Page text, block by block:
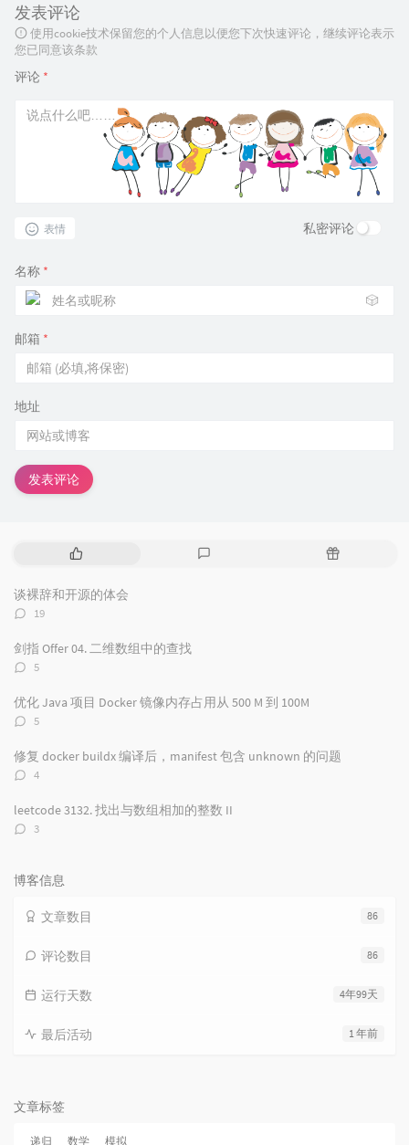
发表评论
使用cookie技术保留您的个人信息以便您下次快速评论，继续评论表示
您已同意该条款
评论 *
表情 私密评论
名称 *
🎲
邮箱 *
地址
发表评论
热
文
章
随
谈裸辞和开源的体会
评
数：
19
剑指 Offer 04. 二维数组中的查找
评
数：
5
优化 Java 项目 Docker 镜像内存占用从 500 M 到 100M
评
数：
5
修复 docker buildx 编译后，manifest 包含 unknown 的问题
评
数：
4
leetcode 3132. 找出与数组相加的整数 II
评
3
博客信息
86
文章数目
86
评论数目
4年99天
运行天数
1 年前
最后活动
文章标签
递归 数学 模拟